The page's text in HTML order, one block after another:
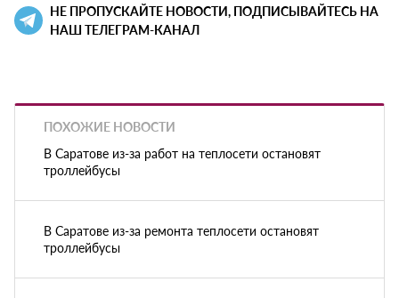
НЕ ПРОПУСКАЙТЕ НОВОСТИ, ПОДПИСЫВАЙТЕСЬ НА
НАШ ТЕЛЕГРАМ-КАНАЛ
ПОХОЖИЕ НОВОСТИ
В Саратове из-за работ на теплосети остановят
троллейбусы
В Саратове из-за ремонта теплосети остановят
троллейбусы